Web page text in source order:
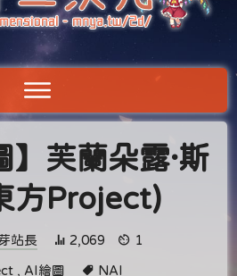
】芙蘭朵露·斯
方Project)
站長 2,069 1
, AI繪圖 NAI